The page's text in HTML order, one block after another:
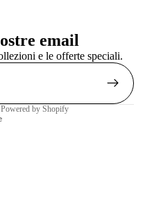
email
e le offerte speciali.
by Shopify